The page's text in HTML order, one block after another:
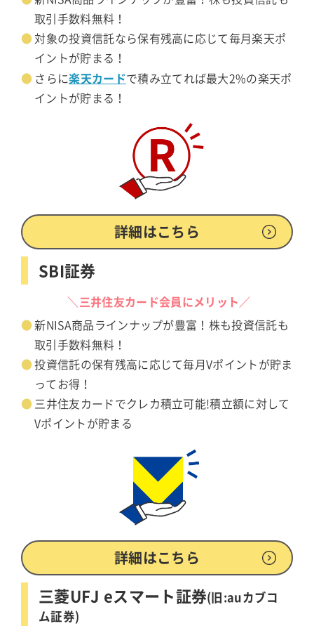
取引手数料無料！
対象の投資信託なら保有残高に応じて毎月楽天ポ
イントが貯まる！
さらに楽天カードで積み立てれば最大2%の楽天ポ
イントが貯まる！
詳細はこちら
SBI証券
＼三井住友カード会員にメリット／
新NISA商品ラインナップが豊富！株も投資信託も
取引手数料無料！
投資信託の保有残高に応じて毎月Vポイントが貯ま
ってお得！
三井住友カードでクレカ積立可能!積立額に対して
Vポイントが貯まる
詳細はこちら
三菱UFJ eスマート証券(旧:auカブコ
ム証券)